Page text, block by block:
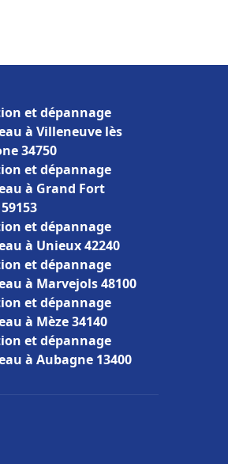
et dépannage
à Villeneuve lès
34750
et dépannage
à Grand Fort
et dépannage
à Unieux 42240
et dépannage
à Marvejols 48100
et dépannage
à Mèze 34140
et dépannage
à Aubagne 13400